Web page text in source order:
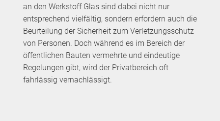
an den Werkstoff Glas sind dabei nicht nur
entsprechend vielfältig, sondern erfordern auch die
Beurteilung der Sicherheit zum Verletzungsschutz
von Personen. Doch während es im Bereich der
öffentlichen Bauten vermehrte und eindeutige
Regelungen gibt, wird der Privatbereich oft
fahrlässig vernachlässigt.